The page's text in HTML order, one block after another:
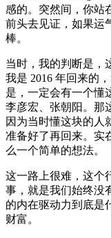
感的。突然间，你站
前头去见证，如果运
棒。
当时，我的判断是，
我是 2016 年回来的
是，一定会有一个
李彦宏、张朝阳。那
因为当时懂这块的人
准备好了再回来。实
么一个简单的想法。
这一路上很难，这个
事，就是我们始终没
的内在驱动力到底
财富。